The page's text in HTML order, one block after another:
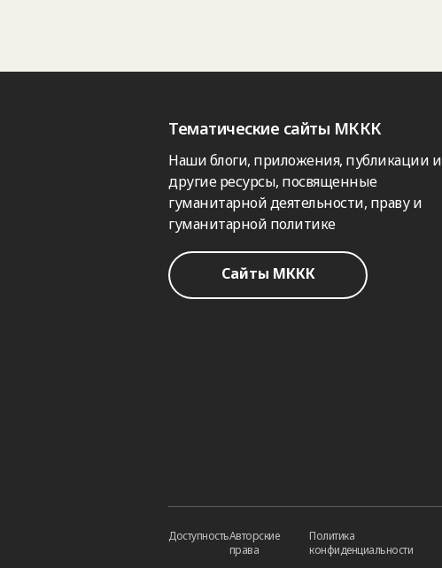
Тематические сайты МККК
Наши блоги, приложения, публикации и
другие ресурсы, посвященные
гуманитарной деятельности, праву и
гуманитарной политике
Сайты МККК
ДоступностьАвторские
права
Политика
конфиденциальности